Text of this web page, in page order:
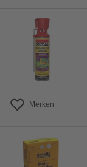
Merken